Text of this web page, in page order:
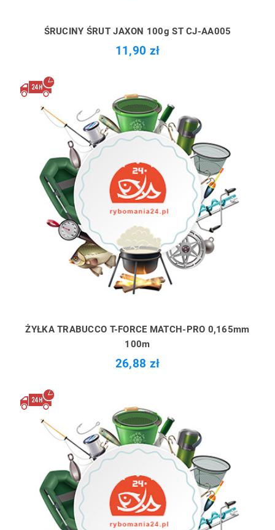
ŚRUCINY ŚRUT JAXON 100g ST CJ-AA005
11,90 zł
ŻYŁKA TRABUCCO T-FORCE MATCH-PRO 0,165mm
100m
26,88 zł